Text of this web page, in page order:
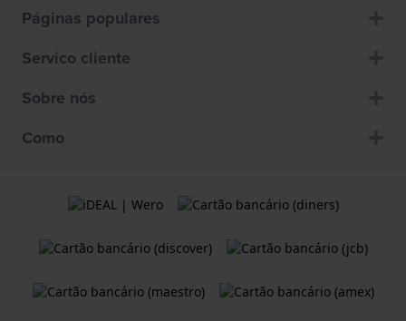
Páginas populares
Servico cliente
Sobre nós
Como